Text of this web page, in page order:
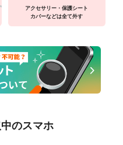
アクセサリー・保護シート
カバーなどは全て外す
のスマホ